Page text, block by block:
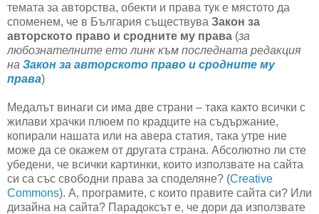
темата за авторства, обекти и права тук е мястото да
споменем, че в България съществува Закон за
авторското право и сродните му права (за
любознателните ето линк към последната редакция
на Закон за авторското право и сродните му
права)
Медалът винаги си има две страни – така както всички с
жилави храчки плюем по крадците на съдържание,
копирали нашата или на авера статия, така утре ние
може да се окажем от другата страна. Абсолютно ли сте
убедени, че всички картинки, които използвате на сайта
си са със свободни права за споделяне? (Creative
Commons). А, програмите, с които правите сайта си? Или
дизайна на сайта? Парадоксът е, че дори да използвате